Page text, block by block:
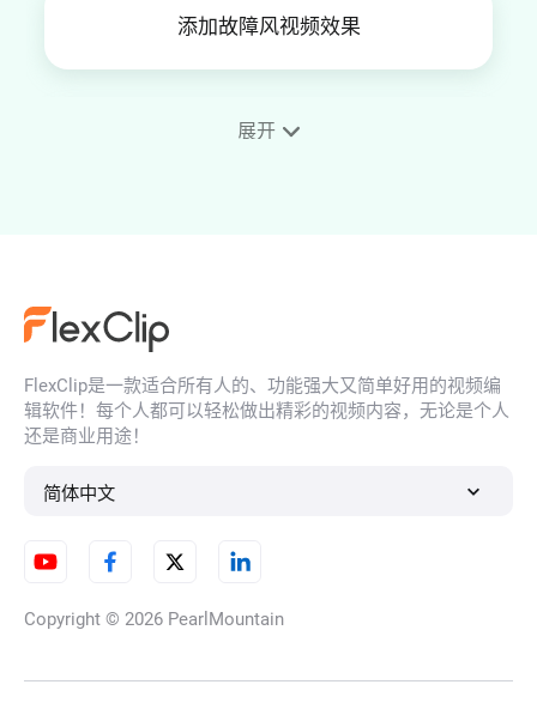
添加故障风视频效果
老电影视频效果
展开
FlexClip是一款适合所有人的、功能强大又简单好用的视频编
辑软件！每个人都可以轻松做出精彩的视频内容，无论是个人
还是商业用途！
简体中文
Copyright © 2026 PearlMountain